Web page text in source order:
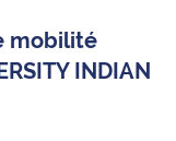
mobilité
INDIAN